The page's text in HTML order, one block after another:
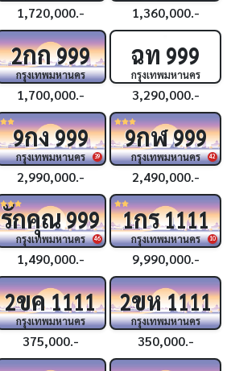
1,720,000.- 1,360,000.-
2กก999
กรุงเทพมหานคร
1,700,000.-
ฉท 999
กรุงเทพมหานคร
3,290,000.-
39
9กง999
กรุงเทพมหานคร
2,990,000.-
42
9กฬ999
กรุงเทพมหานคร
2,490,000.-
46
รักคุณ999
กรุงเทพมหานคร
1,490,000.-
10
1กร1111
กรุงเทพมหานคร
9,990,000.-
2ขค1111
กรุงเทพมหานคร
375,000.-
2ขห1111
กรุงเทพมหานคร
350,000.-